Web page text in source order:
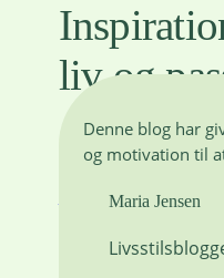
liv og
Kvinderolle styrker
Læs mere
Denne blog har
og motivation til
Maria Jensen